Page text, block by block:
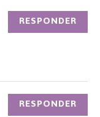
RESPONDER
RESPONDER